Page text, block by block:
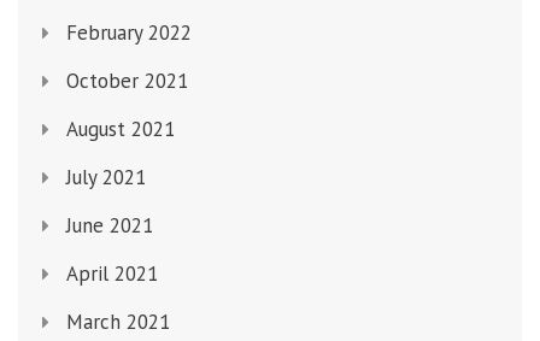
February 2022
October 2021
August 2021
July 2021
June 2021
April 2021
March 2021